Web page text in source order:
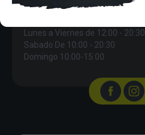
Lunes a Viernes de 12:00 - 20:30
Sabado De 10:00 - 20:30
Domingo 10:00-15:00